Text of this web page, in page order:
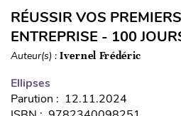
RÉUSSIR VOS
ENTREPRISE - 100
Auteur(s) : Ivernel Frédéric
Ellipses
Parution : 12.11.2024